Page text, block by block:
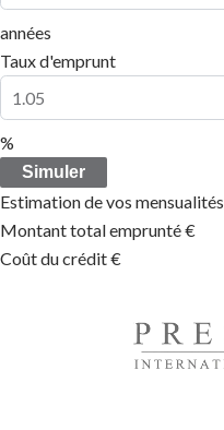
années
Taux d'emprunt
%
Simuler
Estimation de vos mensualités
Montant total emprunté€
Coût du crédit€